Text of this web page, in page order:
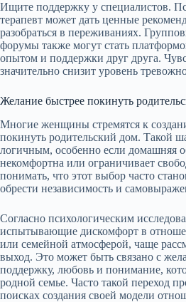
Ищите поддержку у специалистов.
терапевт может дать ценные
разобраться в переживаниях.
форумы также могут стать
опытом и поддержки друг друга.
значительно снизит уровень
Желание быстрее покинуть
Многие женщины стремятся к
покинуть родительский дом. Такой
логичным, особенно если домашняя
некомфортна или ограничивает
понимать, что этот выбор часто
обрести независимость и
Согласно психологическим
испытывающие дискомфорт в
или семейной атмосферой, чаще
выход. Это может быть связано с
поддержку, любовь и понимание,
родной семье. Часто такой переход
поисках создания своей модели